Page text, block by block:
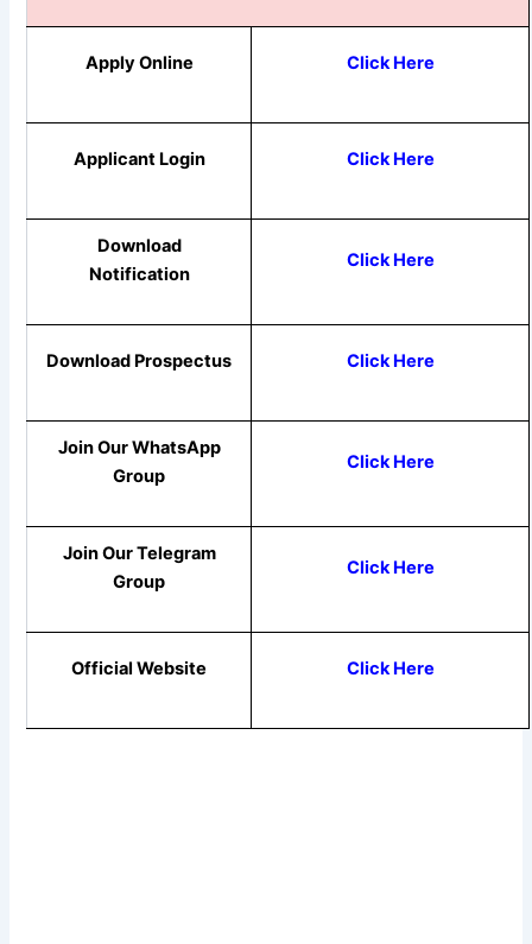
Apply Online Click Here
Applicant Login Click Here
Download
Notification
Click Here
Download Prospectus Click Here
Join Our WhatsApp
Group
Click Here
Join Our Telegram
Group
Click Here
Official Website Click Here